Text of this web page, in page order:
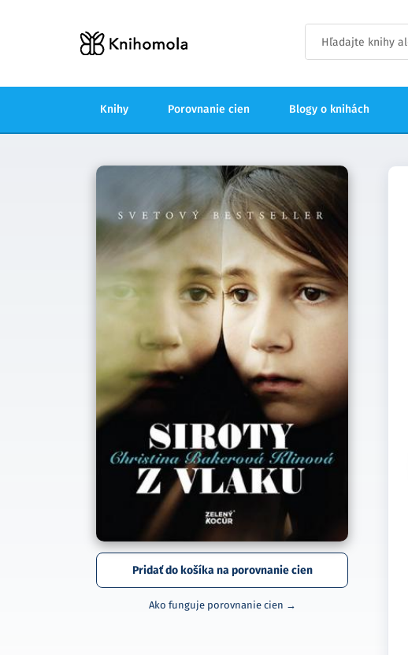
Knihy Porovnanie cien Blogy o knihách
Pridať do košíka na porovnanie cien
Ako funguje porovnanie cien →